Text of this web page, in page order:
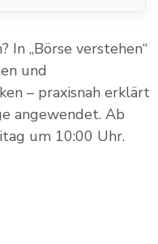
In „Börse verstehen“
und
– praxisnah erklärt
angewendet. Ab
um 10:00 Uhr.